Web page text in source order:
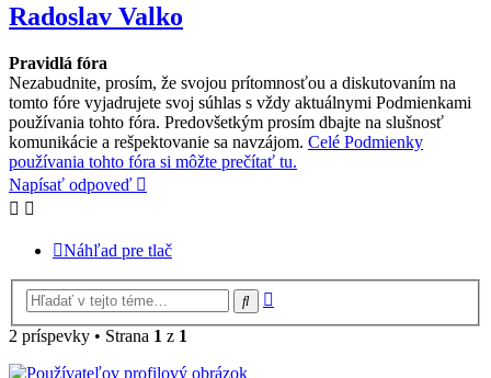
Radoslav Valko
Pravidlá fóra
Nezabudnite, prosím, že svojou prítomnosťou a diskutovaním na
tomto fóre vyjadrujete svoj súhlas s vždy aktuálnymi Podmienkami
používania tohto fóra. Predovšetkým prosím dbajte na slušnosť
komunikácie a rešpektovanie sa navzájom. Celé Podmienky
používania tohto fóra si môžte prečítať tu.
Napísať odpoveď
Náhľad pre tlač
Hľadať
2 príspevky • Strana 1 z 1